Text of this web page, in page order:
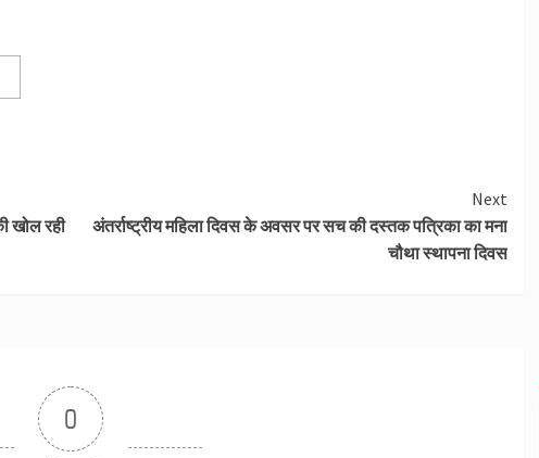
खोल रही
Next
अंतर्राष्ट्रीय महिला दिवस के अवसर पर सच की दस्तक पत्रिका का मना
चौथा स्थापना दिवस
0